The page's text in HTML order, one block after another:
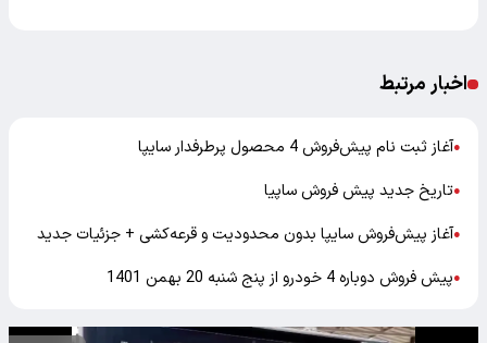
اخبار مرتبط
●آغاز ثبت نام پیش‌فروش 4 محصول پرطرفدار سایپا
●تاریخ جدید پیش فروش ساپیا
●آغاز پیش‌فروش سایپا بدون محدودیت و قرعه‌کشی + جزئیات جدید
●پیش فروش دوباره 4 خودرو از پنج شنبه 20 بهمن 1401